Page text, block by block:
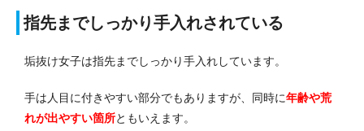
指先までしっかり手入れされている
垢抜け女子は指先までしっかり手入れしています。
手は人目に付きやすい部分でもありますが、同時に年齢や荒
れが出やすい箇所ともいえます。